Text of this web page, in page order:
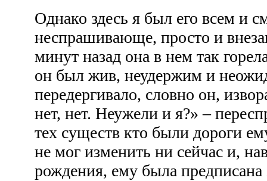
Однако здесь я был его всем и
неспрашивающе, просто и
минут назад она в нем так
он был жив, неудержим и
передергивало, словно он,
нет, нет. Неужели и я?» –
тех существ кто были дороги
не мог изменить ни сейчас и,
рождения, ему была